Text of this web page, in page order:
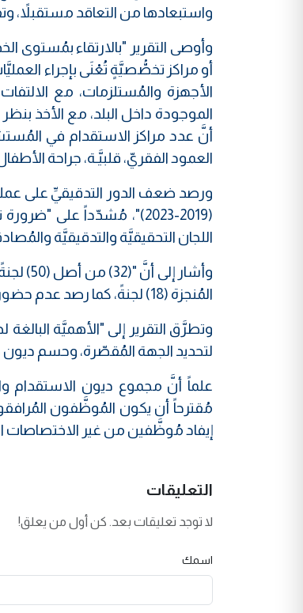
واستبعادها من التعاقد مستقبلاً،
وأوصى التقرير "بالارتقاء بمُستوى
أو مراكز تخصُّصيَّةٍ تُعْنَى بإجراء
الأجهزة والمُستلزمات، مع
الموجودة داخل البلد، مع الأخذ
العمود الفقريّ، قلبيَّـة، جراحة
ورصد ضعف الدور التدقيقيِّ على
(2019-2023)"، مُشدّداً على
اللجان التحقيقيَّة والتدقيقيَّة
وأشار
المُنجزة (18) لجنةً، كما رصد عدم حضور بعض مُمثلي اللجان الطبيَّـة أثناء الموعد المُخصَّص لمُراجعة المرضى".
وتطرَّق التقرير إلى "الأهميَّة
لتحديد الجهة المُقصّرة، وحسم ديون
مُقترحاً أن يكون المُوظَّفون
إيفاد مُوظَّفين من غير الاختصاصات
التعليقات
لا توجد تعليقات بعد. كن أول من يعلق!
اسمك